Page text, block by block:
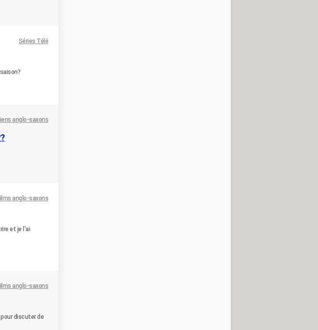
Séries Télé
anglo-saxons
anglo-saxons
et je l'ai
anglo-saxons
discuter de